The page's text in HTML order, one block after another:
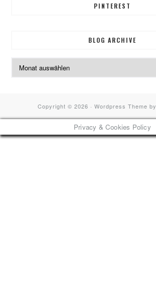
PINTEREST
BLOG ARCHIVE
Blog
Archive
Copyright © 2026 · Wordpress Theme by
Privacy & Cookies Policy